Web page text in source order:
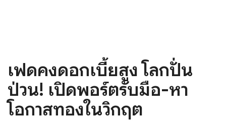
เฟดคงดอกเบี้ยสูง โลกปั่น
ป่วน! เปิดพอร์ตรับมือ-หา
โอกาสทองในวิกฤต